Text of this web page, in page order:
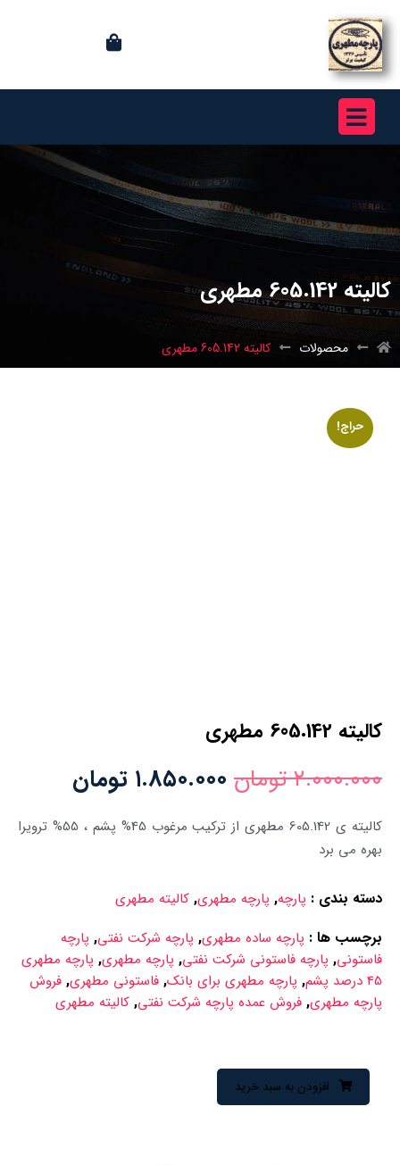
كاليته 605.142 مطهری
محصولات كاليته 605.142 مطهری
حراج!
كاليته 605.142 مطهری
۲.۰۰۰.۰۰۰تومان ۱.۸۵۰.۰۰۰ تومان
کالیته ی 605.142 مطهری از ترکیب مرغوب 45% پشم ، 55% ترویرا
بهره می برد
دسته بندی : پارچه, پارچه مطهری, کالیته مطهری
برچسب ها : پارچه ساده مطهری, پارچه شرکت نفتی, پارچه
فاستونی, پارچه فاستونی شرکت نفتی, پارچه مطهری, پارچه مطهری
45 درصد پشم
, پارچه مطهری برای بانک, فاستونی مطهری, فروش
پارچه مطهری, فروش عمده پارچه شرکت نفتی, کالیته مطهری
افزودن به سبد خرید